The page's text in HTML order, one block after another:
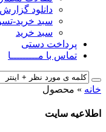
دانلود
سبد خرید-
سبد خرید
پرداخت دستی
تماس با مـــــــــا
خانه » محصول
اطلاعیه سایت